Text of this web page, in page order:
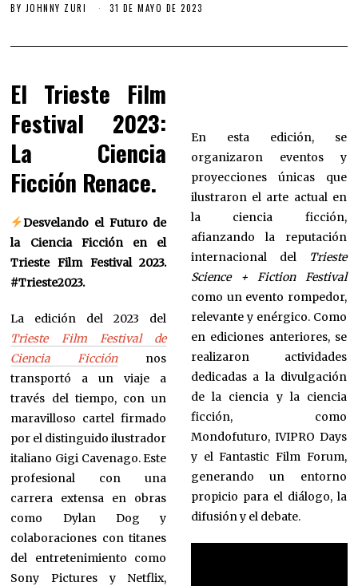
BY JOHNNY ZURI 31 DE MAYO DE 2023
El Trieste Film
Festival 2023:
La Ciencia
Ficción Renace.
Desvelando el Futuro de
la Ciencia Ficción en el
Trieste Film Festival 2023.
#Trieste2023.
La edición del 2023 del
Trieste Film Festival de
Ciencia Ficciónnos
transportó a un viaje a
través del tiempo, con un
maravilloso cartel firmado
por el distinguido ilustrador
italiano Gigi Cavenago. Este
profesional con una
carrera extensa en obras
como Dylan Dog y
colaboraciones con titanes
del entretenimiento como
Sony Pictures y Netflix,
En esta edición, se
organizaron eventos y
proyecciones únicas que
ilustraron el arte actual en
la ciencia ficción,
afianzando la reputación
internacional del
Trieste
Science + Fiction Festival
como un evento rompedor,
relevante y enérgico. Como
en ediciones anteriores, se
realizaron actividades
dedicadas a la divulgación
de la ciencia y la ciencia
ficción, como
Mondofuturo, IVIPRO Days
y el Fantastic Film Forum,
generando un entorno
propicio para el diálogo, la
difusión y el debate.